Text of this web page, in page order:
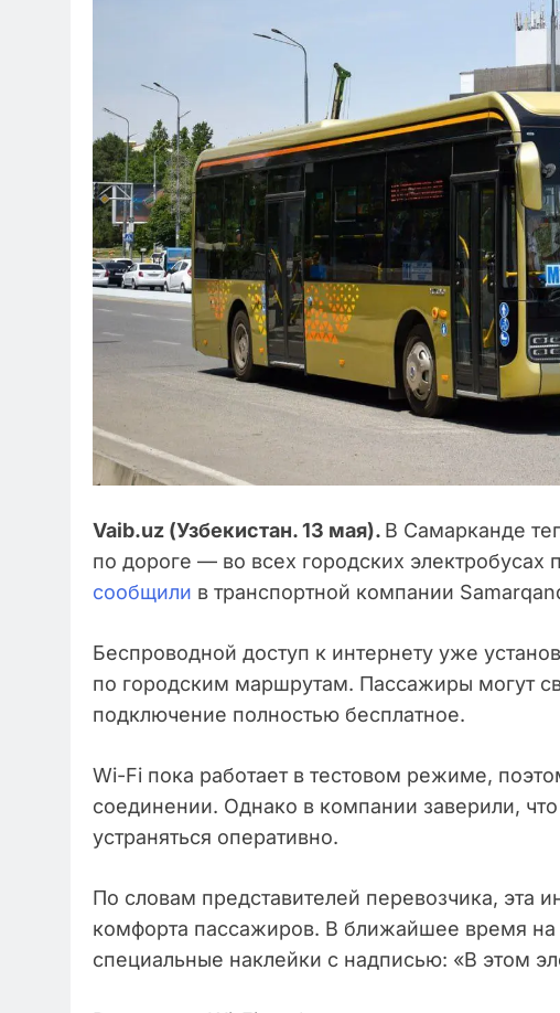
Vaib.uz (Узбекистан. 13 мая). В Самарканде
по дороге — во всех городских электробусах
сообщили в транспортной компании
Беспроводной доступ к интернету уже
по городским маршрутам. Пассажиры могут
подключение полностью бесплатное.
Wi-Fi пока работает в тестовом режиме,
соединении. Однако в компании заверили,
устраняться оперативно.
По словам представителей перевозчика, эта
комфорта пассажиров. В ближайшее время на
специальные наклейки с надписью: «В этом